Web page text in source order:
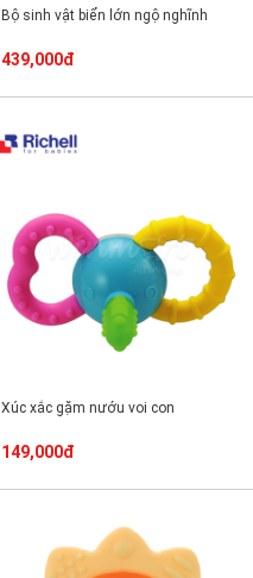
Bộ sinh vật biển lớn ngộ nghĩnh
439,000đ
Xúc xắc gặm nướu voi con
149,000đ